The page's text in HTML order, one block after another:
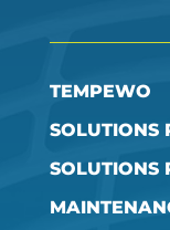
TEMPEWO
SOLUTIONS
SOLUTIONS